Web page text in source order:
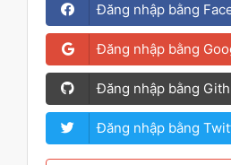
Đăng nhập bằng
Đăng nhập bằng
Đăng nhập bằng
Đăng nhập bằng